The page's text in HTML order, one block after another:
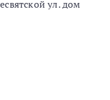
ул. дом